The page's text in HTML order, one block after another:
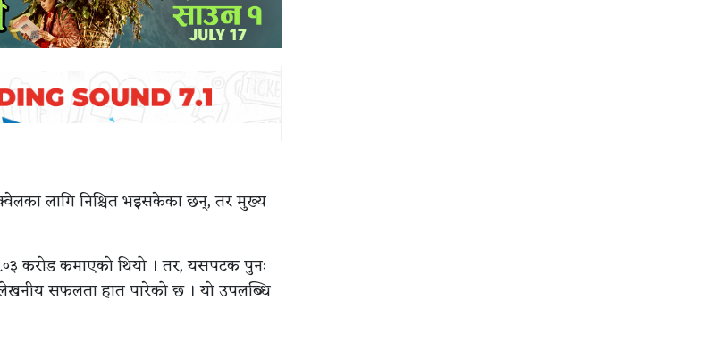
लागि निश्चित भइसकेका छन्, तर मुख्य
करोड कमाएको थियो । तर, यसपटक पुनः
सफलता हात पारेको छ । यो उपलब्धि